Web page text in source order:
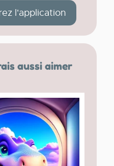
l'application
aussi aimer